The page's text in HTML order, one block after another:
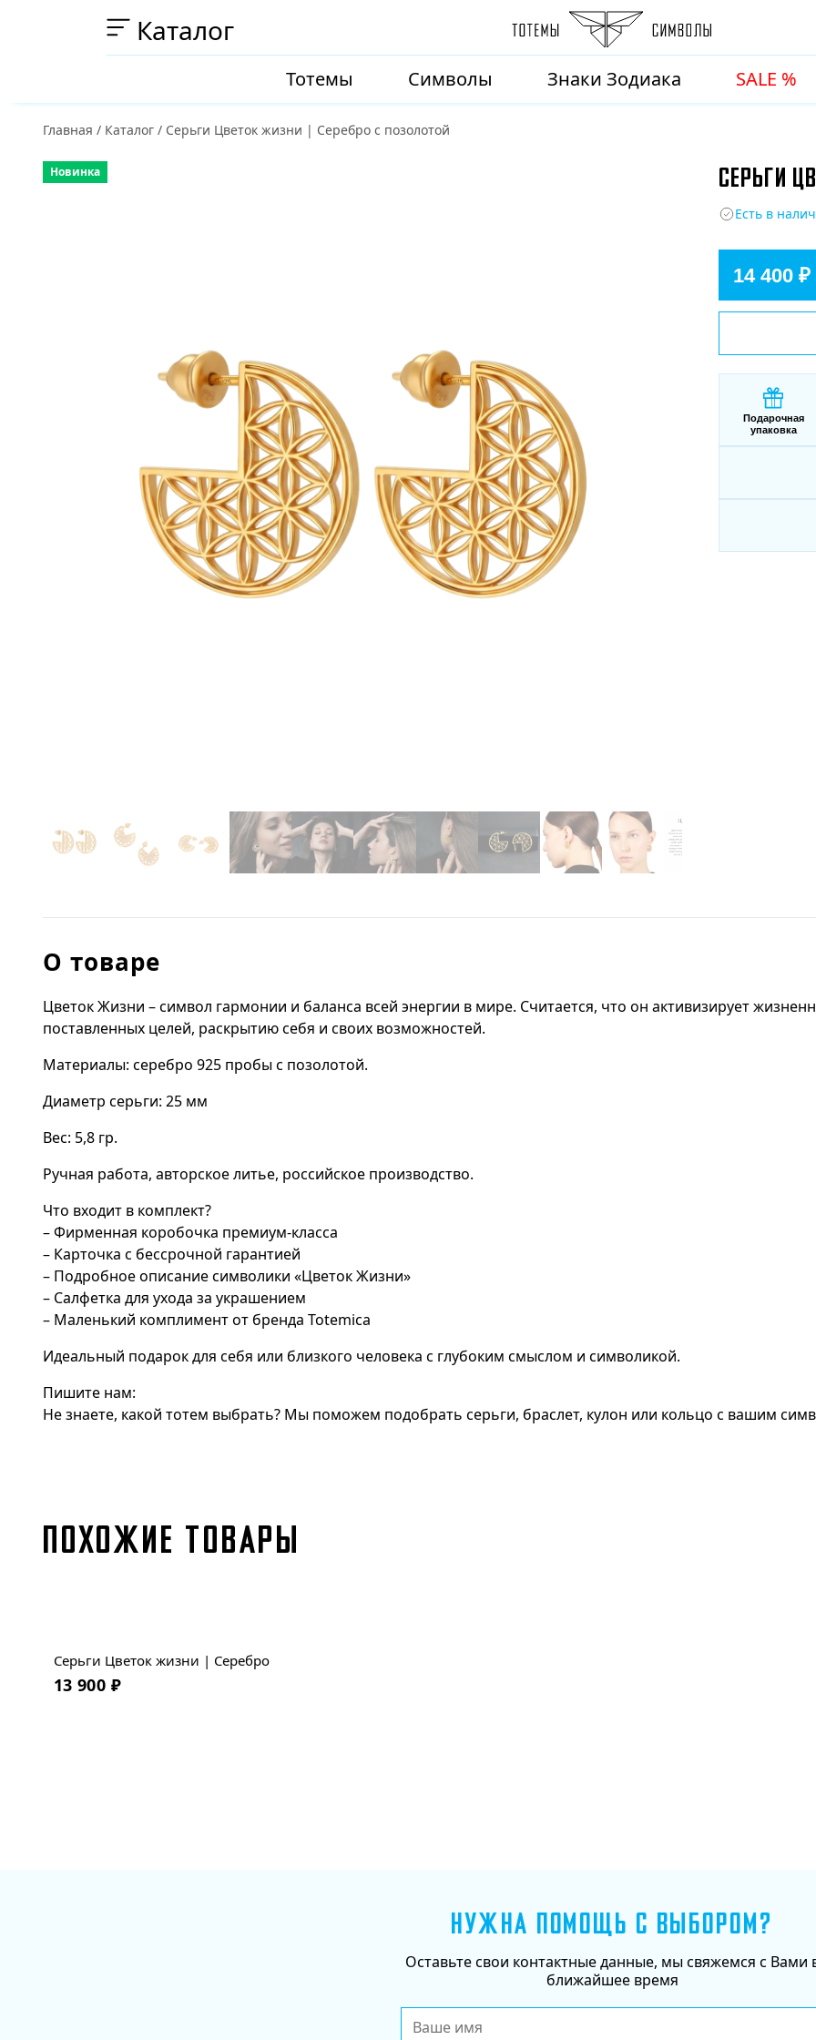
Каталог
Тотемы Символы Знаки Зодиака SALE %
Главная / Каталог / Серьги Цветок жизни | Серебро с позолотой
Новинка СЕРЬГИ
Есть в
14 400 ₽
Подарочная
упаковка
О товаре
Цветок Жизни – символ гармонии и баланса всей энергии в мире. Считается, что он активизирует
поставленных целей, раскрытию себя и своих возможностей.
Материалы: серебро 925 пробы с позолотой.
Диаметр серьги: 25 мм
Вес: 5,8 гр.
Ручная работа, авторское литье, российское производство.
Что входит в комплект?
– Фирменная коробочка премиум-класса
– Карточка с бессрочной гарантией
– Подробное описание символики «Цветок Жизни»
– Салфетка для ухода за украшением
– Маленький комплимент от бренда Totemica
Идеальный подарок для себя или близкого человека с глубоким смыслом и символикой.
Пишите нам:
Не знаете, какой тотем выбрать? Мы поможем подобрать серьги, браслет, кулон или кольцо с вашим
ПОХОЖИЕ ТОВАРЫ
Серьги Цветок жизни | Серебро
13 900 ₽
НУЖНА ПОМОЩЬ С ВЫБОРОМ?
Оставьте свои контактные данные, мы свяжемся с Вами
ближайшее время